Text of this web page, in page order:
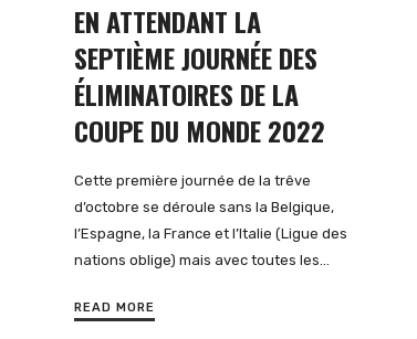
EN ATTENDANT LA
SEPTIÈME JOURNÉE DES
ÉLIMINATOIRES DE LA
COUPE DU MONDE 2022
Cette première journée de la trêve
d’octobre se déroule sans la Belgique,
l’Espagne, la France et l’Italie (Ligue des
nations oblige) mais avec toutes les…
READ MORE